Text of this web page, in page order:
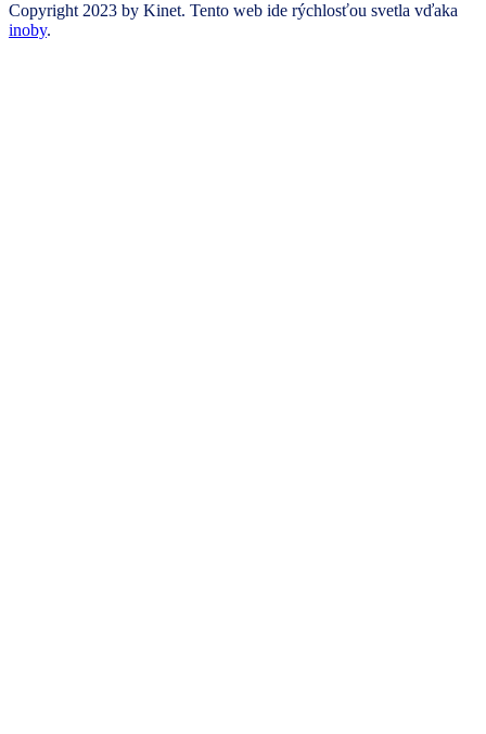
Copyright 2023 by Kinet. Tento web ide rýchlosťou svetla vďaka
inoby.